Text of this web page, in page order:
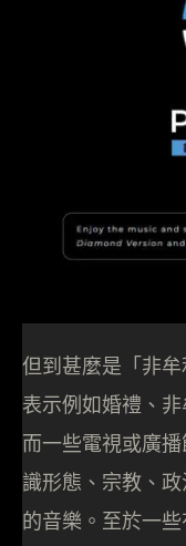
但到甚麼是「非
表示例如婚禮、
而一些電視或廣
識形態、宗教、
的音樂。至於一